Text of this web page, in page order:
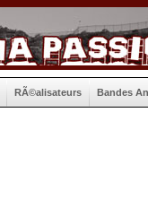
RÃ©alisateurs Bandes